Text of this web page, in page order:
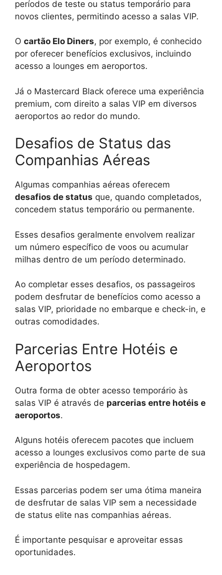
períodos de teste ou status temporário para
novos clientes, permitindo acesso a salas VIP.
O cartão Elo Diners, por exemplo, é conhecido
por oferecer benefícios exclusivos, incluindo
acesso a lounges em aeroportos.
Já o Mastercard Black oferece uma experiência
premium, com direito a salas VIP em diversos
aeroportos ao redor do mundo.
Desafios de Status das
Companhias Aéreas
Algumas companhias aéreas oferecem
desafios de status que, quando completados,
concedem status temporário ou permanente.
Esses desafios geralmente envolvem realizar
um número específico de voos ou acumular
milhas dentro de um período determinado.
Ao completar esses desafios, os passageiros
podem desfrutar de benefícios como acesso a
salas VIP, prioridade no embarque e check-in, e
outras comodidades.
Parcerias Entre Hotéis e
Aeroportos
Outra forma de obter acesso temporário às
salas VIP é através de parcerias entre hotéis e
aeroportos.
Alguns hotéis oferecem pacotes que incluem
acesso a lounges exclusivos como parte de sua
experiência de hospedagem.
Essas parcerias podem ser uma ótima maneira
de desfrutar de salas VIP sem a necessidade
de status elite nas companhias aéreas.
É importante pesquisar e aproveitar essas
oportunidades.